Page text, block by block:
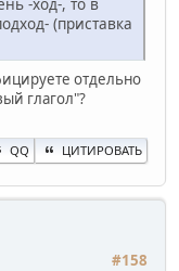
-ход-, то в
(приставка
отдельно
глагол"?
QQ ЦИТИРОВАТЬ
#158